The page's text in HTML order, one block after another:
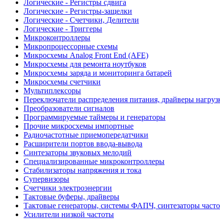
Логические - Регистры сдвига
Логические - Регистры-защелки
Логические - Счетчики, Делители
Логические - Триггеры
Микроконтроллеры
Микропроцессорные схемы
Микросхемы Analog Front End (AFE)
Микросхемы для ремонта ноутбуков
Микросхемы заряда и мониторинга батарей
Микросхемы счетчики
Мультиплексоры
Переключатели распределения питания, драйверы
Преобразователи сигналов
Программируемые таймеры и генераторы
Прочие микросхемы импортные
Радиочастотные приемопередатчики
Расширители портов ввода-вывода
Синтезаторы звуковых мелодий
Специализированные микроконтроллеры
Стабилизаторы напряжения и тока
Супервизоры
Счетчики электроэнергии
Тактовые буферы, драйверы
Тактовые генераторы, системы ФАПЧ, синтезаторы
Усилители низкой частоты